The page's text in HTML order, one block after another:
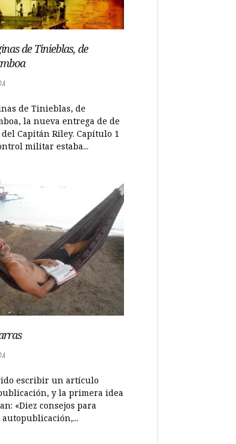
de Tinieblas, de
de Tinieblas, de
la nueva entrega de de
Capitán Riley. Capítulo 1
militar estaba...
escribir un artículo
y la primera idea
«Diez consejos para